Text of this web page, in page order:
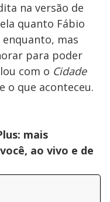
na versão de
quanto Fábio
mas
para poder
com o Cidade
o que aconteceu.
mais
ao vivo e de